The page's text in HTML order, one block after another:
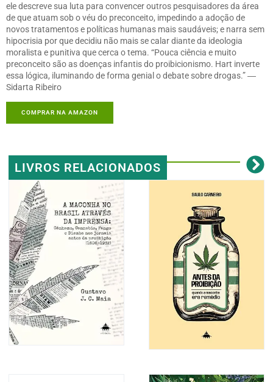
ele descreve sua luta para convencer outros pesquisadores da área
de que atuam sob o véu do preconceito, impedindo a adoção de
novos tratamentos e políticas humanas mais saudáveis; e narra sem
hipocrisia por que decidiu não mais se calar diante da ideologia
moralista e punitiva que cerca o tema. “Pouca ciência e muito
preconceito são as doenças infantis do proibicionismo. Hart inverte
essa lógica, iluminando de forma genial o debate sobre drogas.” ―
Sidarta Ribeiro
COMPRAR NA AMAZON
LIVROS RELACIONADOS